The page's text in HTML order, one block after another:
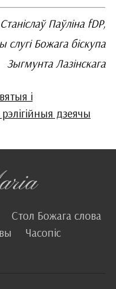
Паўліна fDP,
Божага біскупа
Зыгмунта Лазінскага
і
рэлігійныя дзеячы
Стол Божага слова
Часопіс